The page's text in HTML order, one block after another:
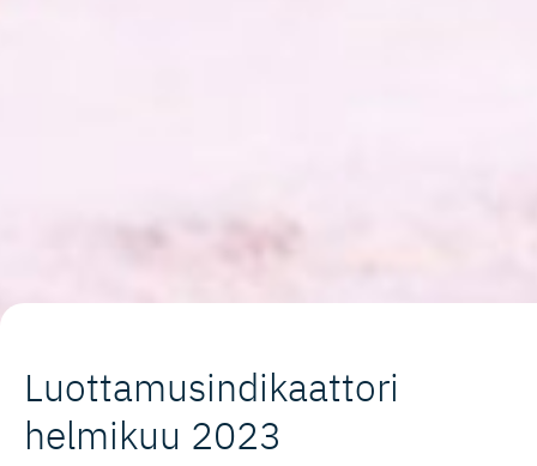
Luottamusin­di­kaattori
helmikuu 2023